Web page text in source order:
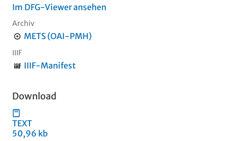
Im DFG-Viewer ansehen
Archiv
METS (OAI-PMH)
IIIF
IIIF-Manifest
Download
TEXT
50,96 kb